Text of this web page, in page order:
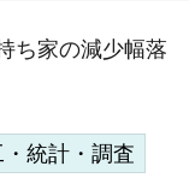
ち家の減少幅落
統計・調査